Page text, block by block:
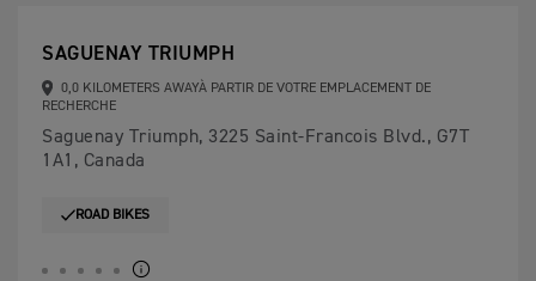
SAGUENAY TRIUMPH
0,0 KILOMETERS AWAYÀ PARTIR DE VOTRE EMPLACEMENT DE
RECHERCHE
Saguenay Triumph, 3225 Saint-Francois Blvd., G7T
1A1, Canada
ROAD BIKES